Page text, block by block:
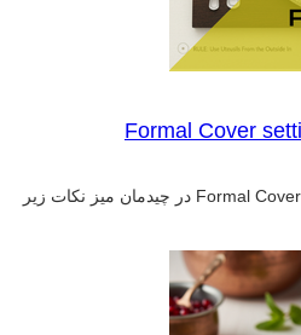
"چیدمان رسمی میز غذا" Formal Cover setting در چیدمان میز نکات زیر